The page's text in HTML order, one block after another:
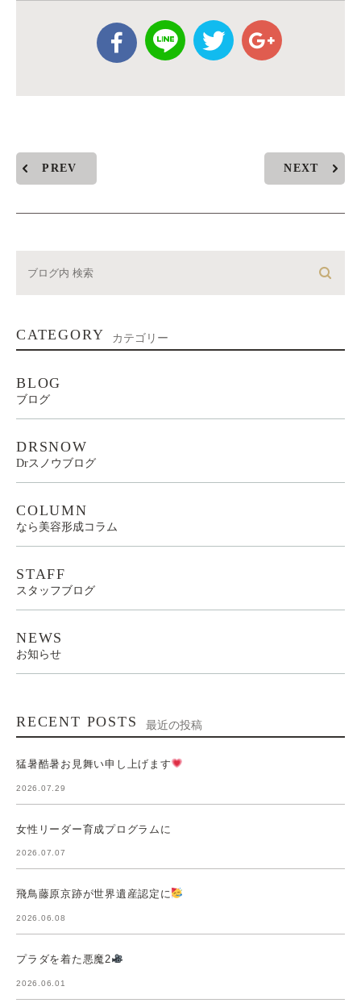
PREV NEXT
CATEGORY カテゴリー
BLOG
ブログ
DRSNOW
Drスノウブログ
COLUMN
なら美容形成コラム
STAFF
スタッフブログ
NEWS
お知らせ
RECENT POSTS 最近の投稿
猛暑酷暑お見舞い申し上げます
2026.07.29
女性リーダー育成プログラムに
2026.07.07
飛鳥藤原京跡が世界遺産認定に
2026.06.08
プラダを着た悪魔2
2026.06.01